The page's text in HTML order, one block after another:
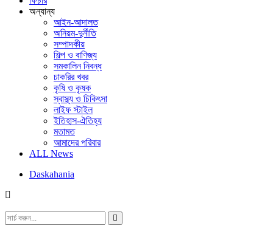
অন্যান্য
আইন-আদালত
অনিয়ম-দুর্নীতি
সম্পাদকীয়
শিল্প ও বাণিজ্য
সমকালিন নিবন্ধ
চাকরির খবর
কৃষি ও কৃষক
স্বাস্থ্য ও চিকিৎসা
লাইফ স্টাইল
ইতিহাস-ঐতিহ্য
মতামত
আমাদের পরিবার
ALL News
Daskahania